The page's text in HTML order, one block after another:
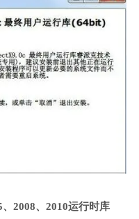
2008、2010运行时库